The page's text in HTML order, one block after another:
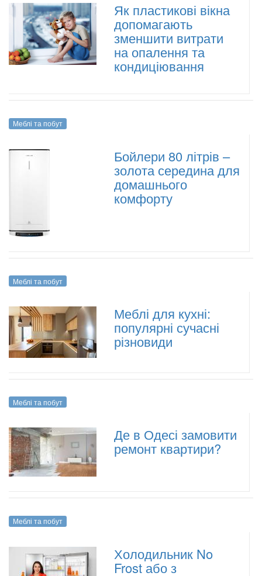
Як пластикові вікна
допомагають
зменшити витрати
на опалення та
кондиціювання
Меблі та побут
Бойлери 80 літрів –
золота середина для
домашнього
комфорту
Меблі та побут
Меблі для кухні:
популярні сучасні
різновиди
Меблі та побут
Де в Одесі замовити
ремонт квартири?
Меблі та побут
Холодильник No
Frost або з